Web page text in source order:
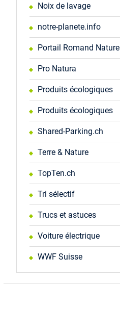
Noix de lavage
notre-planete.info
Portail Romand Nature
Pro Natura
Produits écologiques
Produits écologiques
Shared-Parking.ch
Terre & Nature
TopTen.ch
Tri sélectif
Trucs et astuces
Voiture électrique
WWF Suisse